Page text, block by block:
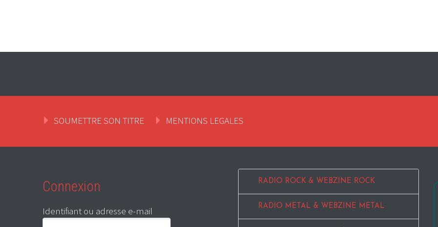
SOUMETTRE SON TITRE MENTIONS LEGALES
Connexion
Identifiant ou adresse e-mail
RADIO ROCK & WEBZINE ROCK
RADIO METAL & WEBZINE METAL